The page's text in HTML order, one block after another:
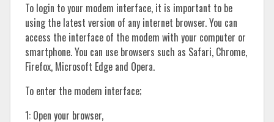
To login to your modem interface, it is important to be
using the latest version of any internet browser. You can
access the interface of the modem with your computer or
smartphone. You can use browsers such as Safari, Chrome,
Firefox, Microsoft Edge and Opera.
To enter the modem interface;
1: Open your browser,